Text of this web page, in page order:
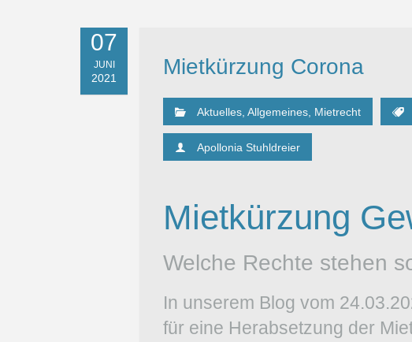
07
JUNI
2021 Mietkürzung Corona
Aktuelles Allgemeines Mietrecht
Apollonia Stuhldreier
Mietkürzung
Welche Rechte stehen
In unserem Blog vom
für eine Herabsetzung der